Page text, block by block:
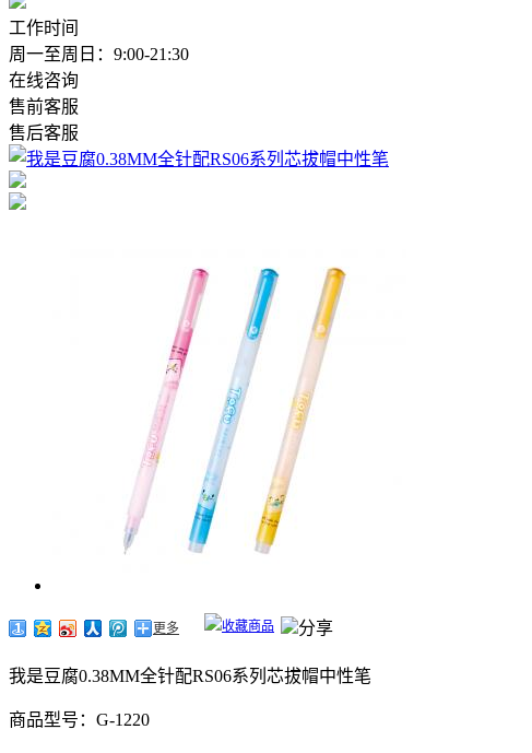
工作时间
周一至周日：9:00-21:30
在线咨询
售前客服
售后客服
分享
更多 收藏商品
我是豆腐0.38MM全针配RS06系列芯拔帽中性笔
商品型号：G-1220